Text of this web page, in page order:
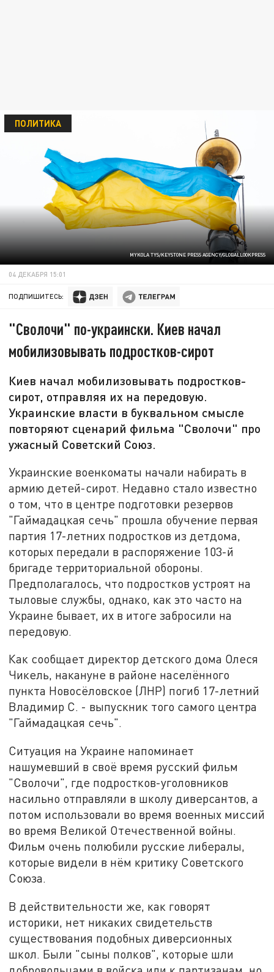
MYKOLA TYS/KEYSTONE PRESS AGENCY/GLOBALLOOKPRESS
ПОЛИТИКА
04 ДЕКАБРЯ 15:01
ПОДПИШИТЕСЬ:
"Сволочи" по-украински. Киев начал
мобилизовывать подростков-сирот
Киев начал мобилизовывать подростков-
сирот, отправляя их на передовую.
Украинские власти в буквальном смысле
повторяют сценарий фильма "Сволочи" про
ужасный Советский Союз.
Украинские военкоматы начали набирать в
армию детей-сирот. Недавно стало известно
о том, что в центре подготовки резервов
"Гаймадацкая сечь" прошла обучение первая
партия 17-летних подростков из детдома,
которых передали в распоряжение 103-й
бригаде территориальной обороны.
Предполагалось, что подростков устроят на
тыловые службы, однако, как это часто на
Украине бывает, их в итоге забросили на
передовую.
Как сообщает директор детского дома Олеся
Чикель, накануне в районе населённого
пункта Новосёловское (ЛНР) погиб 17-летний
Владимир С. - выпускник того самого центра
"Гаймадацкая сечь".
Ситуация на Украине напоминает
нашумевший в своё время русский фильм
"Сволочи", где подростков-уголовников
насильно отправляли в школу диверсантов, а
потом использовали во время военных миссий
во время Великой Отечественной войны.
Фильм очень полюбили русские либералы,
которые видели в нём критику Советского
Союза.
В действительности же, как говорят
историки, нет никаких свидетельств
существования подобных диверсионных
школ. Были "сыны полков", которые шли